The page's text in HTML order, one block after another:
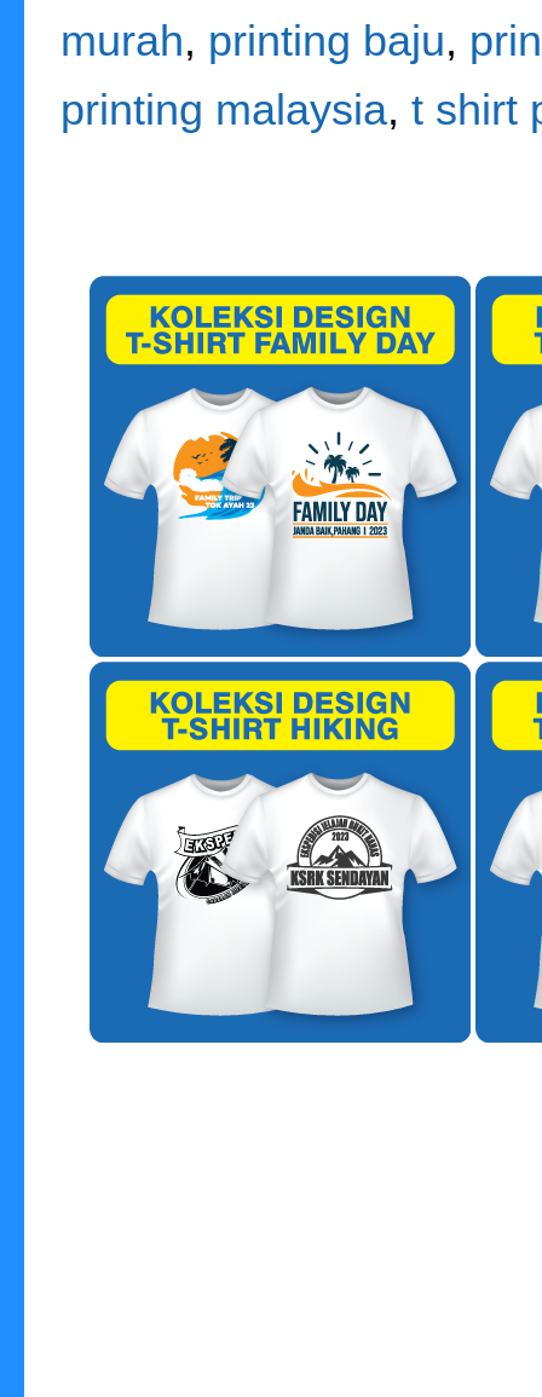
murah, printing baju,
printing malaysia, t shirt